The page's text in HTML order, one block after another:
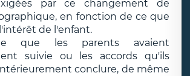
par ce changement de
en fonction de ce que
de l'enfant.
que les parents avaient
suivie ou les accords qu'ils
conclure, de même